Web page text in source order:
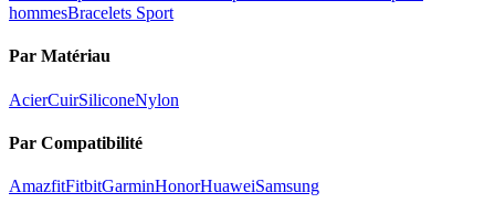
hommesBracelets Sport
Par Matériau
AcierCuirSiliconeNylon
Par Compatibilité
AmazfitFitbitGarminHonorHuaweiSamsung